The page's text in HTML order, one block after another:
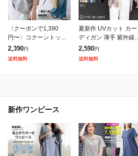
〈クーポンで1,390
円〜〉コクーントップ
ス カットソー Tシャツ
長袖 半袖 トップス レ
ディース Vネック ラウ
2,390円
送料無料
夏新作 UVカット カー
ディガン 薄手 紫外線対
策 日焼け コーディガン
レディース 春夏 uvカッ
ト トップス ドルマン
2,590円
送料無料
新作ワンピース